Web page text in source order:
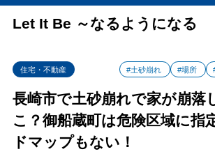
Let It Be ～なるようになる
住宅・不動産 #土砂崩れ #場所
長崎市で土砂崩れで家が崩落
こ？御船蔵町は危険区域に指
ドマップもない！